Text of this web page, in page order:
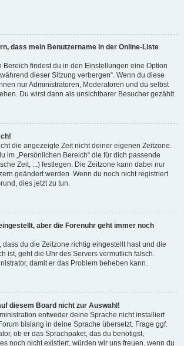
dass mein Benutzername in der Online-Liste
Bereich findest du in den Einstellungen eine Option
dieser Sitzung verbergen“. Wenn du diese
nur Administratoren, Moderatoren und du selbst
Du wirst dann als unsichtbarer Besucher gezählt.
die angezeigte Zeit nicht deiner eigenen Zeitzone.
im „Persönlichen Bereich“ die für dich passende
Zeit, ...) festlegen. Die Zeitzone kann dabei nur
geändert werden. Wenn du noch nicht registriert
dies jetzt zu tun.
aber die Forenuhr geht immer noch
dass du die Zeitzone richtig eingestellt hast und die
ist, geht die Uhr des Servers vermutlich falsch.
damit er das Problem beheben kann.
diesem Board nicht zur Auswahl!
entweder deine Sprache nicht installiert
bislang in deine Sprache übersetzt. Frage ggf.
ob er das Sprachpaket, das du benötigst,
noch nicht existiert, würden wir uns freuen, wenn du